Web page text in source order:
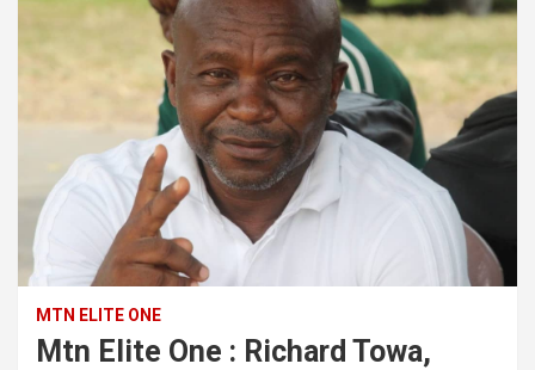
MTN ELITE ONE
Mtn Elite One : Richard Towa,